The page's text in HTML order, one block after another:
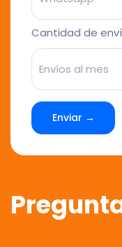
Cantidad de
Enviar →